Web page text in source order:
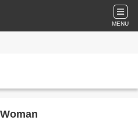
MENU